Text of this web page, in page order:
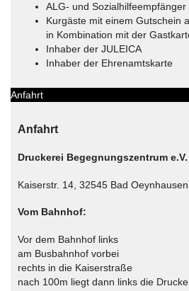
ALG- und Sozialhilfeempfänger
Kurgäste mit einem Gutschein
in Kombination mit der
Inhaber der JULEICA
Inhaber der Ehrenamtskarte
Anfahrt
Anfahrt
Druckerei Begegnungszentrum e.V.
Kaiserstr. 14, 32545 Bad Oeynhausen
Vom Bahnhof:
Vor dem Bahnhof links
am Busbahnhof vorbei
rechts in die Kaiserstraße
nach 100m liegt dann links die